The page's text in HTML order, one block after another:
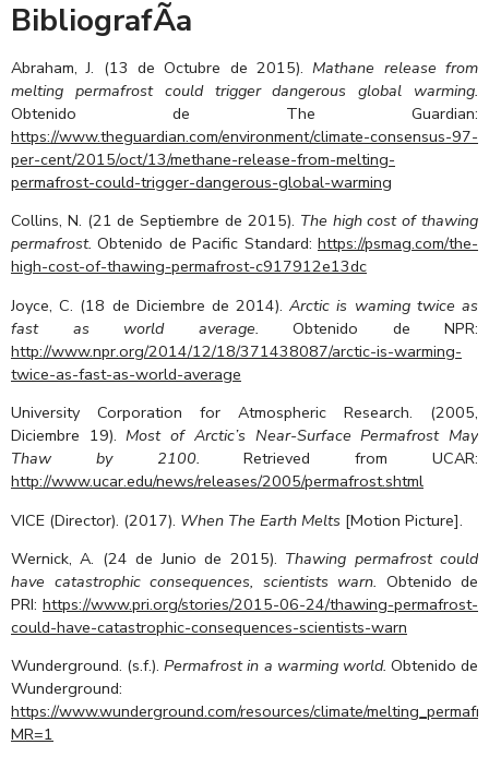
BibliografÃ­a
Abraham, J. (13 de Octubre de 2015).Mathane release from
melting permafrost could trigger dangerous global warming.
Obtenido de The Guardian:
https://www.theguardian.com/environment/climate-consensus-97-
per-cent/2015/oct/13/methane-release-from-melting-
permafrost-could-trigger-dangerous-global-warming
Collins, N. (21 de Septiembre de 2015). The high cost of thawing
permafrost. Obtenido de Pacific Standard: https://psmag.com/the-
high-cost-of-thawing-permafrost-c917912e13dc
Joyce, C. (18 de Diciembre de 2014).Arctic is waming twice as
fast as world average. Obtenido de NPR:
http://www.npr.org/2014/12/18/371438087/arctic-is-warming-
twice-as-fast-as-world-average
University Corporation for Atmospheric Research. (2005,
Diciembre 19).Most of Arctic’s Near-Surface Permafrost May
Thaw by 2100. Retrieved from UCAR:
http://www.ucar.edu/news/releases/2005/permafrost.shtml
VICE (Director). (2017). When The Earth Melts [Motion Picture].
Wernick, A. (24 de Junio de 2015). Thawing permafrost could
have catastrophic consequences, scientists warn. Obtenido de
PRI: https://www.pri.org/stories/2015-06-24/thawing-permafrost-
could-have-catastrophic-consequences-scientists-warn
Wunderground. (s.f.).Permafrost in a warming world. Obtenido de
Wunderground:
https://www.wunderground.com/resources/climate/
MR=1